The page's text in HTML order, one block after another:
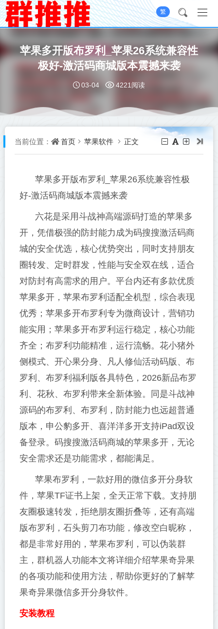
繁
苹果多开版布罗利_苹果26系统兼容性
极好-激活码商城版本震撼来袭
03-04 4221阅读
当前位置： 首页 苹果软件 正文
苹果多开版布罗利_苹果26系统兼容性极
好-激活码商城版本震撼来袭
六花是采用斗战神高端源码打造的苹果多
开，凭借极强的防封能力成为码搜搜激活码商
城的安全优选，核心优势突出，同时支持朋友
圈转发、定时群发，性能与安全双在线，适合
对防封有高需求的用户。平台内还有多款优质
苹果多开，苹果布罗利适配全机型，综合表现
优秀；苹果多开布罗利专为微商设计，营销功
能实用；苹果多开布罗利运行稳定，核心功能
齐全；布罗利功能精准，运行流畅。花小猪外
侧模式、开心果分身、凡人修仙活动码版、布
罗利、布罗利福利版各具特色，2026新品布罗
利、花秋、布罗利带来全新体验。同是斗战神
源码的布罗利、布罗利，防封能力也远超普通
版本，申公豹多开、喜洋洋多开支持iPad双设
备登录。码搜搜激活码商城的苹果多开，无论
安全需求还是功能需求，都能满足。
苹果布罗利，一款好用的微信多开分身软
件，苹果TF证书上架，全天正常下载。支持朋
友圈极速转发，拒绝朋友圈折叠等，还有高端
版布罗利，石头剪刀布功能，修改空白昵称，
都是非常好用的，苹果布罗利，可以伪装群
主，群机器人功能本文将详细介绍苹果奇异果
的各项功能和使用方法，帮助你更好的了解苹
果奇异果微信多开分身软件。
安装教程